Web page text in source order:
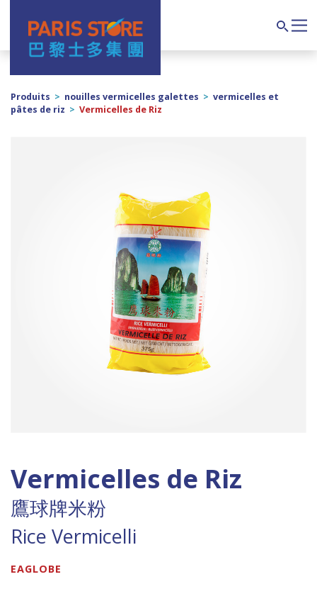
Navigation principale
Produits > nouilles vermicelles galettes > vermicelles et
pâtes de riz > Vermicelles de Riz
Vermicelles de Riz
鷹球牌米粉
Rice Vermicelli
EAGLOBE